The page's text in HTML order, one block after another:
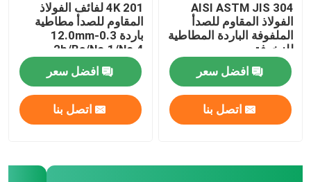
AISI ASTM JIS 304
الفولاذ المقاوم للصدأ
الملفوفة الباردة المطاطية
للزخرفة
افضل سعر
اتصل بنا
4K 201 لفائف الفولاذ
المقاوم للصدأ مطاطية
باردة 0.3-12.0mm
2b/Ba/No.1/No.4
افضل سعر
اتصل بنا